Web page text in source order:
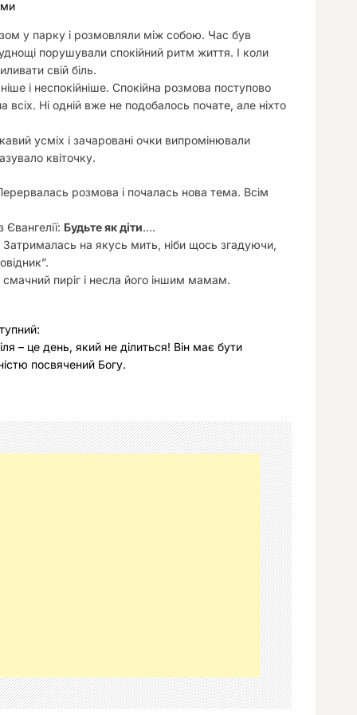
у парку і розмовляли між собою. Час був
порушували спокійний ритм життя. І коли
свій біль.
і неспокійніше. Спокійна розмова поступово
всіх. Ні одній вже не подобалось почате, але ніхто
усміх і зачаровані очки випромінювали
квіточку.
розмова і почалась нова тема. Всім
Будьте як діти….
Затрималась на якусь мить, ніби щось згадуючи,
пиріг і несла його іншим мамам.
– це день, який не ділиться! Він має бути
посвячений Богу.